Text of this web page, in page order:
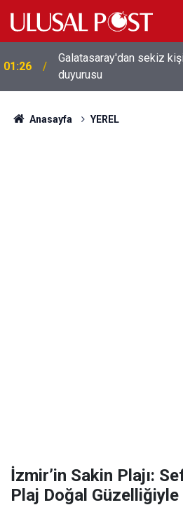
01:26
Galatasaray'dan sekiz
duyurusu
Anasayfa YEREL
İzmir’in Sakin Plajı:
Plaj Doğal